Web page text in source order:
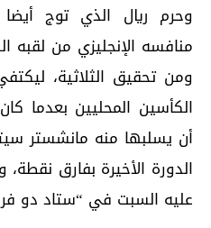
وحرم ريال الذي توج
منافسه الإنجليزي من لقبه
ومن تحقيق الثلاثية،
الكأسين المحليين بعدما
أن يسلبها منه مانشستر
الدورة الأخيرة بفارق نقطة،
عليه السبت في “ستاد دو